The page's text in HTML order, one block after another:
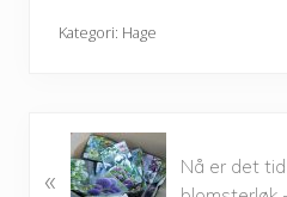
Kategori: Hage
r
«
Nå er det